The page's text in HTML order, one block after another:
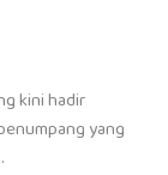
kini hadir
yang